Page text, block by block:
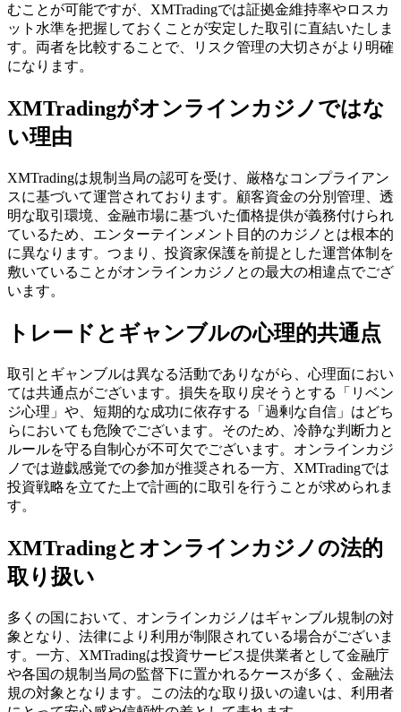
むことが可能ですが、XMTradingでは証拠金維持率やロスカ
ット水準を把握しておくことが安定した取引に直結いたしま
す。両者を比較することで、リスク管理の大切さがより明確
になります。
XMTradingがオンラインカジノではな
い理由
XMTradingは規制当局の認可を受け、厳格なコンプライアン
スに基づいて運営されております。顧客資金の分別管理、透
明な取引環境、金融市場に基づいた価格提供が義務付けられ
ているため、エンターテインメント目的のカジノとは根本的
に異なります。つまり、投資家保護を前提とした運営体制を
敷いていることがオンラインカジノとの最大の相違点でござ
います。
トレードとギャンブルの心理的共通点
取引とギャンブルは異なる活動でありながら、心理面におい
ては共通点がございます。損失を取り戻そうとする「リベン
ジ心理」や、短期的な成功に依存する「過剰な自信」はどち
らにおいても危険でございます。そのため、冷静な判断力と
ルールを守る自制心が不可欠でございます。オンラインカジ
ノでは遊戯感覚での参加が推奨される一方、XMTradingでは
投資戦略を立てた上で計画的に取引を行うことが求められま
す。
XMTradingとオンラインカジノの法的
取り扱い
多くの国において、オンラインカジノはギャンブル規制の対
象となり、法律により利用が制限されている場合がございま
す。一方、XMTradingは投資サービス提供業者として金融庁
や各国の規制当局の監督下に置かれるケースが多く、金融法
規の対象となります。この法的な取り扱いの違いは、利用者